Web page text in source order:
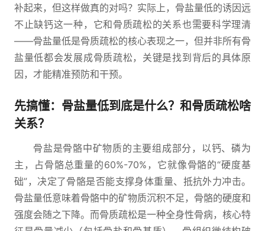
补起来，但这样做真的对吗？实际上，骨盐量低的诱因远
不止缺钙这一种，它和骨质疏松的关系也需要科学理清
——骨盐量低是骨质疏松的核心表现之一，但并非所有骨
盐量低都会发展成骨质疏松，关键是找到背后的具体原
因，才能精准预防和干预。
先搞懂：骨盐量低到底是什么？和骨质疏松啥
关系？
骨盐是骨骼中矿物质的主要组成部分，以钙、磷为
主，占骨骼总重量的60%-70%，它就像骨骼的“硬度基
础”，决定了骨骼是否能支撑身体重量、抵抗外力冲击。
骨盐量低意味着骨骼中的矿物质沉积不足，骨骼的硬度和
强度会随之下降。而骨质疏松是一种全身性骨病，核心特